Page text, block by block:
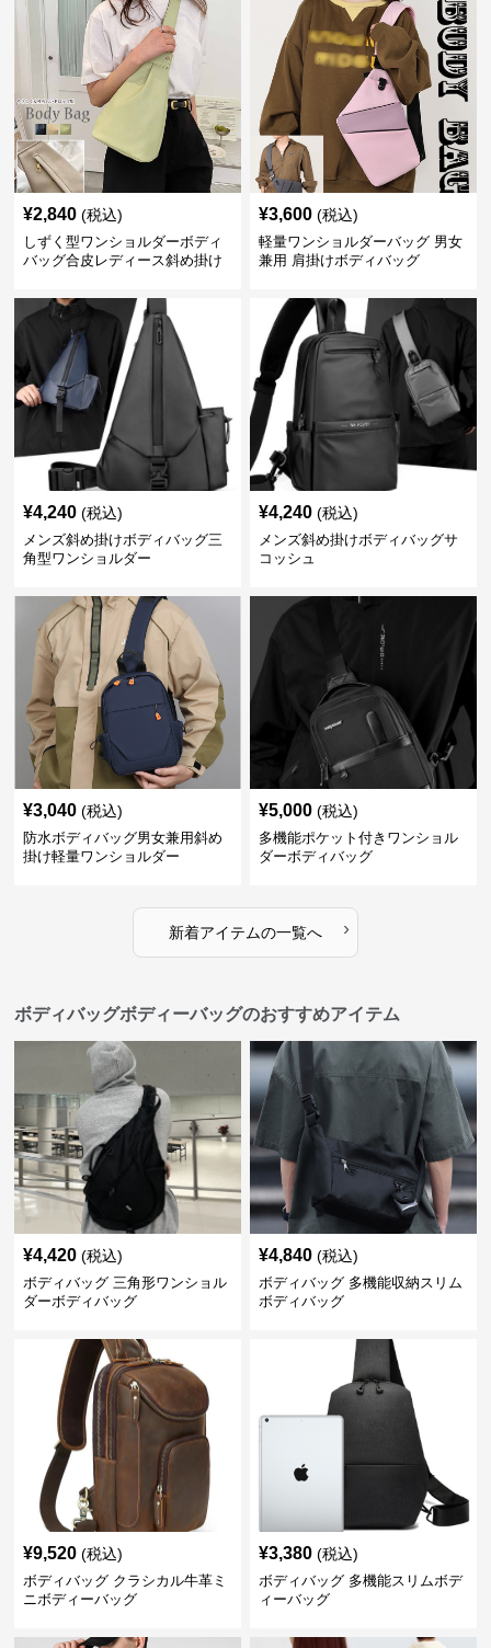
¥2,840 (税込)
しずく型ワンショルダーボディ
バッグ合皮レディース斜め掛け
¥3,600 (税込)
軽量ワンショルダーバッグ 男女
兼用 肩掛けボディバッグ
¥4,240 (税込)
メンズ斜め掛けボディバッグ三
角型ワンショルダー
¥4,240 (税込)
メンズ斜め掛けボディバッグサ
コッシュ
¥3,040 (税込)
防水ボディバッグ男女兼用斜め
掛け軽量ワンショルダー
¥5,000 (税込)
多機能ポケット付きワンショル
ダーボディバッグ
新着アイテムの一覧へ ›
ボディバッグボディーバッグのおすすめアイテム
¥4,420 (税込)
ボディバッグ 三角形ワンショル
ダーボディバッグ
¥4,840 (税込)
ボディバッグ 多機能収納スリム
ボディバッグ
¥9,520 (税込)
ボディバッグ クラシカル牛革ミ
ニボディーバッグ
¥3,380 (税込)
ボディバッグ 多機能スリムボデ
ィーバッグ